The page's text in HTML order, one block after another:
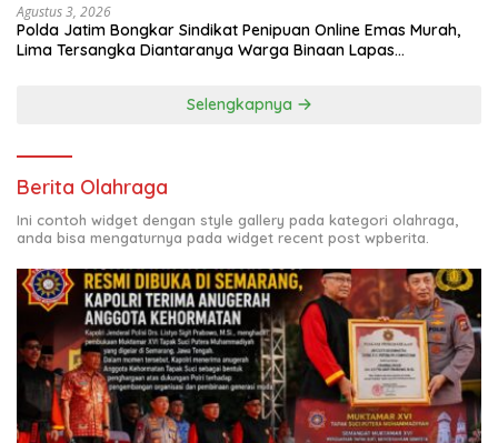
Agustus 3, 2026
Polda Jatim Bongkar Sindikat Penipuan Online Emas Murah,
Lima Tersangka Diantaranya Warga Binaan Lapas
Selengkapnya
Berita Olahraga
Ini contoh widget dengan style gallery pada kategori olahraga,
anda bisa mengaturnya pada widget recent post wpberita.